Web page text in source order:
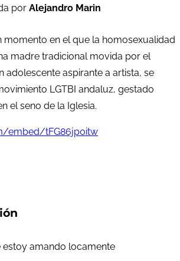
por Alejandro Marin
momento en el que la homosexualidad
madre tradicional movida por el
adolescente aspirante a artista, se
LGTBI andaluz, gestado
el seno de la Iglesia.
embed/tFG86jp0itw
estoy amando locamente